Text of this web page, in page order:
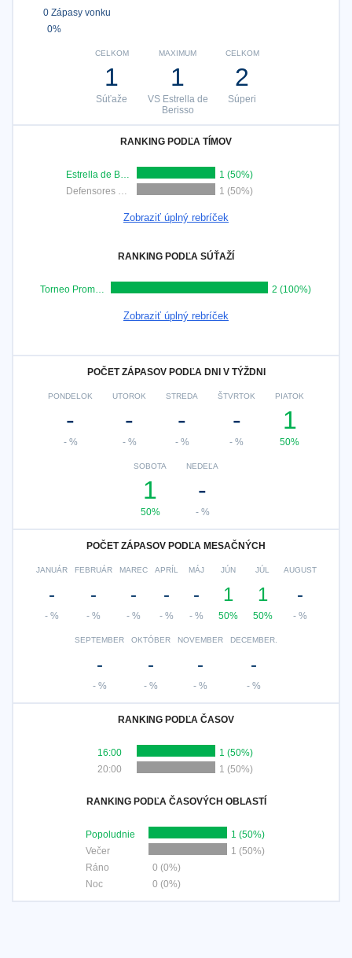
0 Zápasy vonku
0%
CELKOM
2
Súperi
MAXIMUM
1
VS Estrella de
Berisso
CELKOM
1
Súťaže
RANKING PODĽA TÍMOV
Estrella de Berisso
1 (50%)
Defensores de Glew
1 (50%)
Zobraziť úplný rebríček
RANKING PODĽA SÚŤAŽÍ
Torneo Promocional Amateur 2 (100%)
Zobraziť úplný rebríček
POČET ZÁPASOV PODĽA DNI V TÝŽDNI
PONDELOK
-
- %
UTOROK
-
- %
STREDA
-
- %
ŠTVRTOK
-
- %
PIATOK
1
50%
SOBOTA
1
50%
NEDEĽA
-
- %
POČET ZÁPASOV PODĽA MESAČNÝCH
JANUÁR
-
- %
FEBRUÁR
-
- %
MAREC
-
- %
APRÍL
-
- %
MÁJ
-
- %
JÚN
1
50%
JÚL
1
50%
AUGUST
-
- %
SEPTEMBER
-
- %
OKTÓBER
-
- %
NOVEMBER
-
- %
DECEMBER.
-
- %
RANKING PODĽA ČASOV
16:00
1 (50%)
20:00
1 (50%)
RANKING PODĽA ČASOVÝCH OBLASTÍ
Popoludnie
1 (50%)
Večer
1 (50%)
Ráno
0 (0%)
Noc
0 (0%)